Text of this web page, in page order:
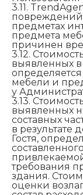
3.11.
предметах
предмета
причинен
3.12.
выявленных
мебели и
у
3.13.
выявленных
составных
в результате
Гостя,
требования
здания.
оценки